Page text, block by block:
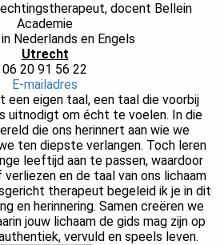
docent Bellein
Academie
Nederlands en Engels
Utrecht
06 20 91 56 22
E-mailadres
een eigen taal, een taal die voorbij
uitnodigt om écht te voelen. In die
die ons herinnert aan wie we
ten diepste verlangen. Toch leren
leeftijd aan te passen, waardoor
en de taal van ons lichaam
therapeut begeleid ik je in dit
en herinnering. Samen creëren we
jouw lichaam de gids mag zijn op
vervuld en speels leven.